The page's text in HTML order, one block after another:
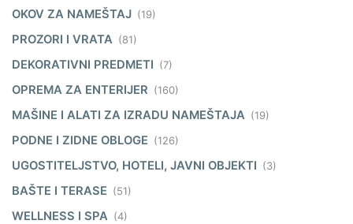
OKOV ZA NAMEŠTAJ (19)
PROZORI I VRATA (81)
DEKORATIVNI PREDMETI (7)
OPREMA ZA ENTERIJER (160)
MAŠINE I ALATI ZA IZRADU NAMEŠTAJA (19)
PODNE I ZIDNE OBLOGE (126)
UGOSTITELJSTVO, HOTELI, JAVNI OBJEKTI (3)
BAŠTE I TERASE (51)
WELLNESS I SPA (4)